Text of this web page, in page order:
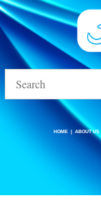
ABOUT US
HOME |ABOUT US